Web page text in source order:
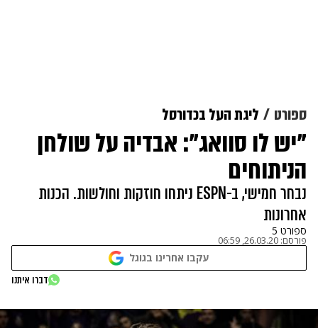
ספורט ליגת העל בכדורסל
"יש לו סוואג": אבדיה על שולחן
הניתוחים
נבחר חמישי, ב-ESPN ניתחו חוזקות וחולשות. הכנות
אחרונות
ספורט 5
פורסם: 26.03.20, 06:59
עקבו אחרינו בגוגל
דברו איתנו